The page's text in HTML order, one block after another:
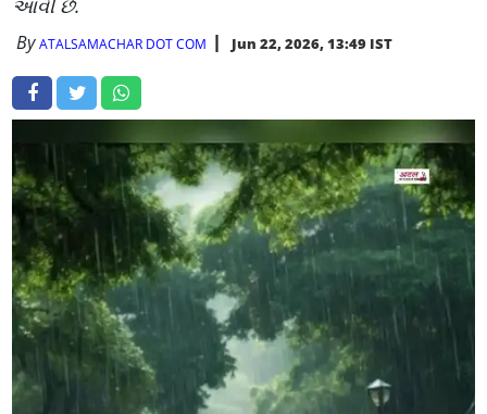
આવી છે.
ByATALSAMACHAR DOT COM Jun 22, 2026, 13:49 IST